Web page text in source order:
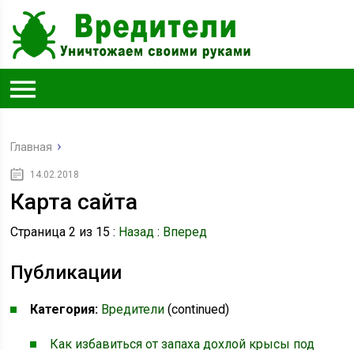
Главная
14.02.2018
Карта сайта
Страница 2 из 15 : Назад : Вперед
Публикации
Категория: Вредители (continued)
Как избавиться от запаха дохлой крысы под